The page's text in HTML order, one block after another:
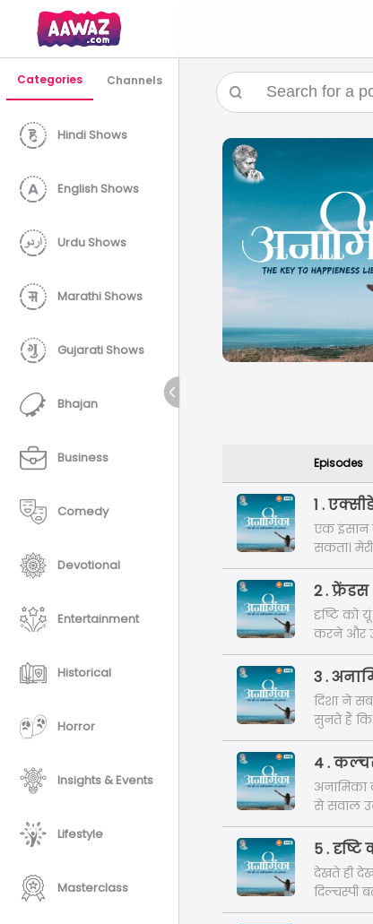
Categories Channels
Hindi Shows
English Shows
Urdu Shows
Marathi Shows
Gujarati Shows
Bhajan
Business
Comedy
Devotional
Entertainment
Historical
Horror
Insights & Events
Lifestyle
Masterclass
Episodes
1 .
एक इंसान
सकता।
की नेट
उसके सारे
2 . फ्रेंडस
दृष्टि को
करने और
कि वे किस
3 .
दिशा ने
सुनते हैं कि
प्रभाव
4 .
से सवाल
जवाब देती
5 .
देखते ही
दिल्चस्पी
मुसीबतों के